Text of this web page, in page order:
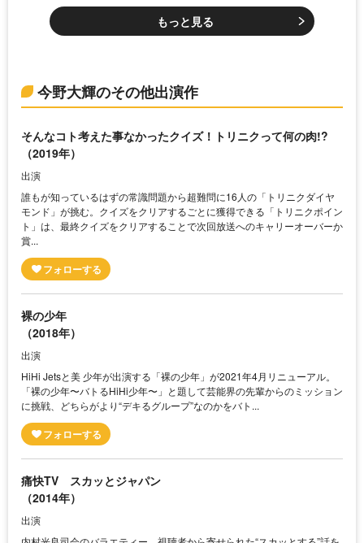
もっと見る
今野大輝のその他出演作
そんなコト考えた事なかったクイズ！トリニクって何の肉!?
（2019年）
出演
誰もが知っているはずの常識問題から超難問に16人の「トリニクダイヤ
モンド」が挑む。クイズをクリアするごとに獲得できる「トリニクポイン
ト」は、最終クイズをクリアすることで次回放送へのキャリーオーバーか
賞...
裸の少年
（2018年）
出演
HiHi Jetsと美 少年が出演する「裸の少年」が2021年4月リニューアル。
「裸の少年〜バトるHiHi少年〜」と題して芸能界の先輩からのミッション
に挑戦、どちらがより“デキるグループ”なのかをバト...
痛快TV スカッとジャパン
（2014年）
出演